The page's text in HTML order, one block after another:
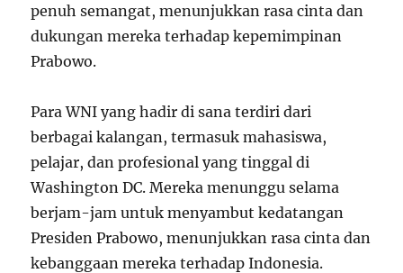
penuh semangat, menunjukkan rasa cinta dan
dukungan mereka terhadap kepemimpinan
Prabowo.
Para WNI yang hadir di sana terdiri dari
berbagai kalangan, termasuk mahasiswa,
pelajar, dan profesional yang tinggal di
Washington DC. Mereka menunggu selama
berjam-jam untuk menyambut kedatangan
Presiden Prabowo, menunjukkan rasa cinta dan
kebanggaan mereka terhadap Indonesia.